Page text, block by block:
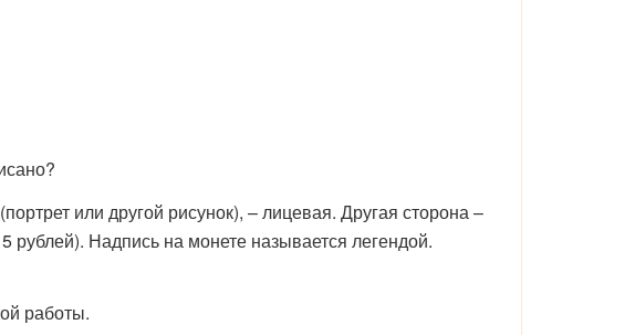
или другой рисунок), – лицевая. Другая сторона –
рублей). Надпись на монете называется легендой.
работы.